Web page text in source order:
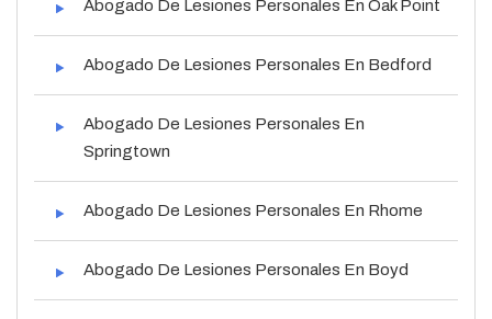
Abogado De Lesiones Personales En Oak Point
Abogado De Lesiones Personales En Bedford
Abogado De Lesiones Personales En
Springtown
Abogado De Lesiones Personales En Rhome
Abogado De Lesiones Personales En Boyd